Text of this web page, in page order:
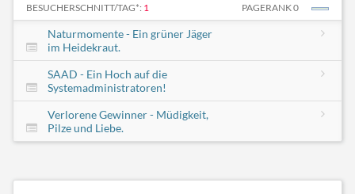
BESUCHERSCHNITT/TAG*: 1 PAGERANK 0
Naturmomente - Ein grüner Jäger
im Heidekraut.
SAAD - Ein Hoch auf die
Systemadministratoren!
Verlorene Gewinner - Müdigkeit,
Pilze und Liebe.